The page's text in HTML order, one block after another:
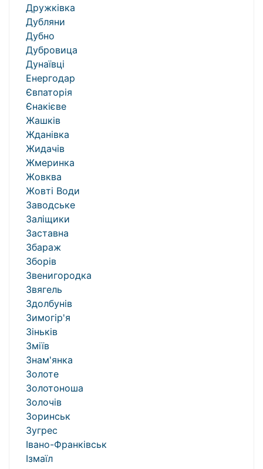
Дружківка
Дубляни
Дубно
Дубровица
Дунаївці
Енергодар
Євпаторія
Єнакієве
Жашків
Жданівка
Жидачів
Жмеринка
Жовква
Жовті Води
Заводське
Заліщики
Заставна
Збараж
Зборів
Звенигородка
Звягель
Здолбунів
Зимогір'я
Зіньків
Зміїв
Знам'янка
Золоте
Золотоноша
Золочів
Зоринськ
Зугрес
Івано-Франківськ
Ізмаїл